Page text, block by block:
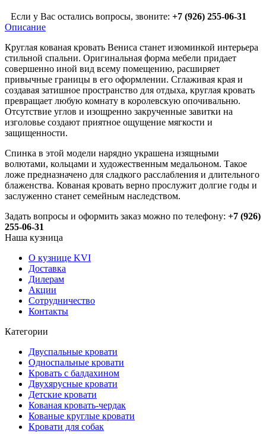
Если у Вас остались вопросы, звоните: +7 (926) 255-06-31
Описание
Круглая кованая кровать Вениса станет изюминкой интерьера
стильной спальни. Оригинальная форма мебели придает
совершенно иной вид всему помещению, расширяет
привычные границы в его оформлении. Сглаживая края и
создавая затишное пространство для отдыха, круглая кровать
превращает любую комнату в королевскую опочивальню.
Отсутствие углов и изощренно закрученные завитки на
изголовье создают приятное ощущение мягкости и
защищенности.
Спинка в этой модели нарядно украшена изящными
волютами, кольцами и художественным медальоном. Такое
ложе предназначено для сладкого расслабления и длительного
блаженства. Кованая кровать верно прослужит долгие годы и
заслуженно станет семейным наследством.
Задать вопросы и оформить заказ можно по телефону: +7 (926)
255-06-31
Наша кузница
О кузнице KVI
Доставка
Дилерам
Акции
Сотрудничество
Контакты
Категории
Двуспальные кровати
Односпальные кровати
Кровать с балдахином
Двухярусные кровати
Детские кровати
Кованая кровать-чердак
Кованые круглые кровати
Кровати для собак